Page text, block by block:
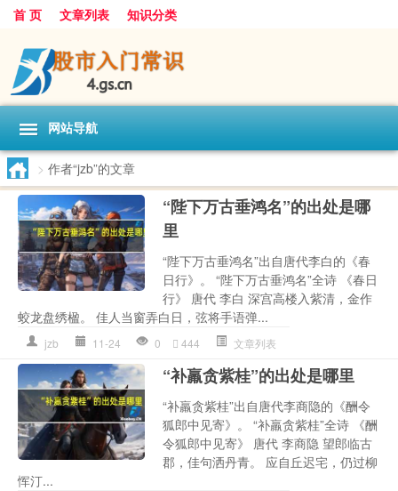
首 页 文章列表 知识分类
网站导航
> 作者“jzb”的文章
“陛下万古垂鸿名”的出处是哪
里
“陛下万古垂鸿名”出自唐代李白的《春
日行》。 “陛下万古垂鸿名”全诗 《春日
行》 唐代 李白 深宫高楼入紫清，金作
蛟龙盘绣楹。 佳人当窗弄白日，弦将手语弹...
jzb 11-24 0 444 文章列表
“补羸贪紫桂”的出处是哪里
“补羸贪紫桂”出自唐代李商隐的《酬令
狐郎中见寄》。 “补羸贪紫桂”全诗 《酬
令狐郎中见寄》 唐代 李商隐 望郎临古
郡，佳句洒丹青。 应自丘迟宅，仍过柳
恽汀...